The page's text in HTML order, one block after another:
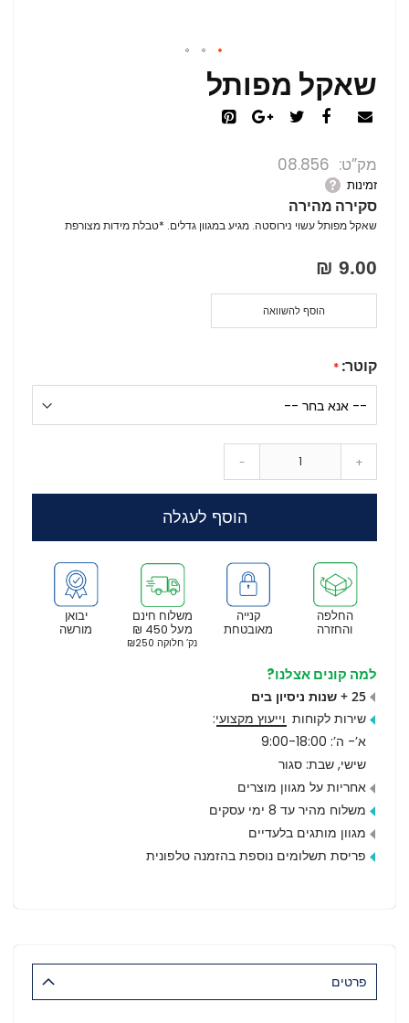
שאקל מפותל
מק”ט 08.856
זמינות
סקירה מהירה
שאקל מפותל עשוי נירוסטה. מגיע במגוון גדלים. *טבלת מידות מצורפת
9.00 ₪
קוטר:
- +
הוסף לעגלה
הוסף להשוואה
יבואן
מורשה
משלוח חינם
מעל 450 ₪
נק’ חלוקה ₪250
קנייה
מאובטחת
החלפה
והחזרה
למה קונים אצלנו?
25 + שנות ניסיון בים
שירות לקוחות וייעוץ מקצועי:
א’- ה’: 9:00-18:00
שישי, שבת: סגור
אחריות על מגוון מוצרים
משלוח מהיר עד 8 ימי עסקים
מגוון מותגים בלעדיים
פריסת תשלומים נוספת בהזמנה טלפונית
פרטים